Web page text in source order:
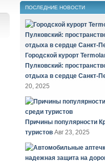
ПОСЛЕДНИЕ НОВОСТИ
Городской курорт
Пулковский:
отдыха в сердце Санкт-
20, 2025
Причины популярности
туристов Авг 23, 2025